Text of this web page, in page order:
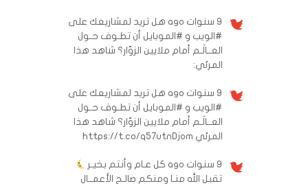
9 سنوات ago
هل تريد لمشاريعك على
#الويب و #الموبايل أن تطـوف حـول
العــالَـم أمام ملايين الزوّار؟ شاهد هذا
المرئي:
9 سنوات ago
هل تريد لمشاريعك على
#الويب و #الموبايل أن تطـوف حـول
العــالَـم أمام ملايين الزوّار؟ شاهد هذا
المرئي https://t.co/q57utnDjom
9 سنوات ago
كل عـام وأنتم بخيـر
تقبل الله منـا ومنكم صالـح الأعمــال